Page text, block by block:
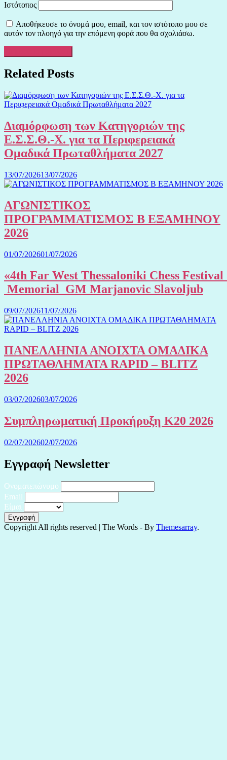
Ιστότοπος
Αποθήκευσε το όνομά μου, email, και τον ιστότοπο μου σε
αυτόν τον πλοηγό για την επόμενη φορά που θα σχολιάσω.
Related Posts
Διαμόρφωση των Κατηγοριών της
Ε.Σ.Σ.Θ.-Χ. για τα Περιφερειακά
Ομαδικά Πρωταθλήματα 2027
13/07/202613/07/2026
ΑΓΩΝΙΣΤΙΚΟΣ
ΠΡΟΓΡΑΜΜΑΤΙΣΜΟΣ Β ΕΞΑΜΗΝΟΥ
2026
01/07/202601/07/2026
«4th Far West Thessaloniki Chess Festival
Memorial GM Marjanovic Slavoljub
09/07/202611/07/2026
ΠΑΝΕΛΛΗΝΙΑ ΑΝΟΙΧΤΑ ΟΜΑΔΙΚΑ
ΠΡΩΤΑΘΛΗΜΑΤΑ RAPID – BLITZ
2026
03/07/202603/07/2026
Συμπληρωματική Προκήρυξη Κ20 2026
02/07/202602/07/2026
Εγγραφή Newsletter
Ονοματεπώνυμο
Email
Είμαι
Copyright All rights reserved | The Words - By Themesarray.